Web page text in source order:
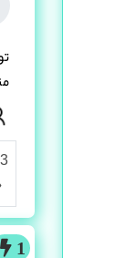
3 ماه پیش
1